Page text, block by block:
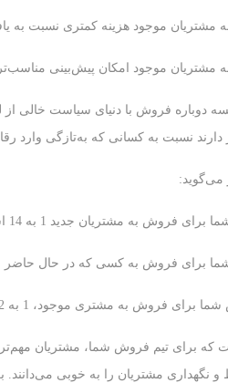
مشتریان موجود هزینه کمتری نسبت به
مشتریان موجود امکان پیش‌بینی
دوباره فروش با دنیای سیاست خالی از
نسبت به کسانی که به‌تازگی وارد
می‌گوید:
فروش به مشتریان جدید 1 به 14 است!
برای فروش به کسی که در حال حاضر مشتری
برای فروش به مشتری موجود، 1 به 2 است!!!
که برای تیم فروش شما، مشتریان
نگهداری مشتریان را به خوبی می‌دانند.